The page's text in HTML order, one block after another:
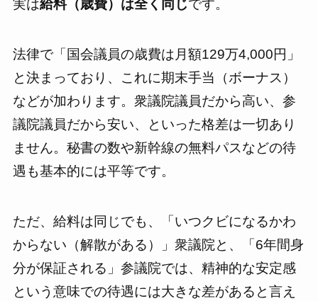
実は給料（歳費）は全く同じです。
法律で「国会議員の歳費は月額129万4,000円」
と決まっており、これに期末手当（ボーナス）
などが加わります。衆議院議員だから高い、参
議院議員だから安い、といった格差は一切あり
ません。秘書の数や新幹線の無料パスなどの待
遇も基本的には平等です。
ただ、給料は同じでも、「いつクビになるかわ
からない（解散がある）」衆議院と、「6年間身
分が保証される」参議院では、精神的な安定感
という意味での待遇には大きな差があると言え